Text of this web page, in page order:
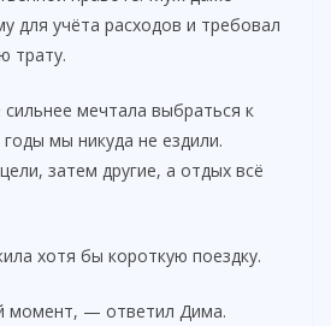
для учёта расходов и требовал
трату.
мечтала выбраться к
мы никуда не ездили.
затем другие, а отдых всё
хотя бы короткую поездку.
момент, — ответил Дима.